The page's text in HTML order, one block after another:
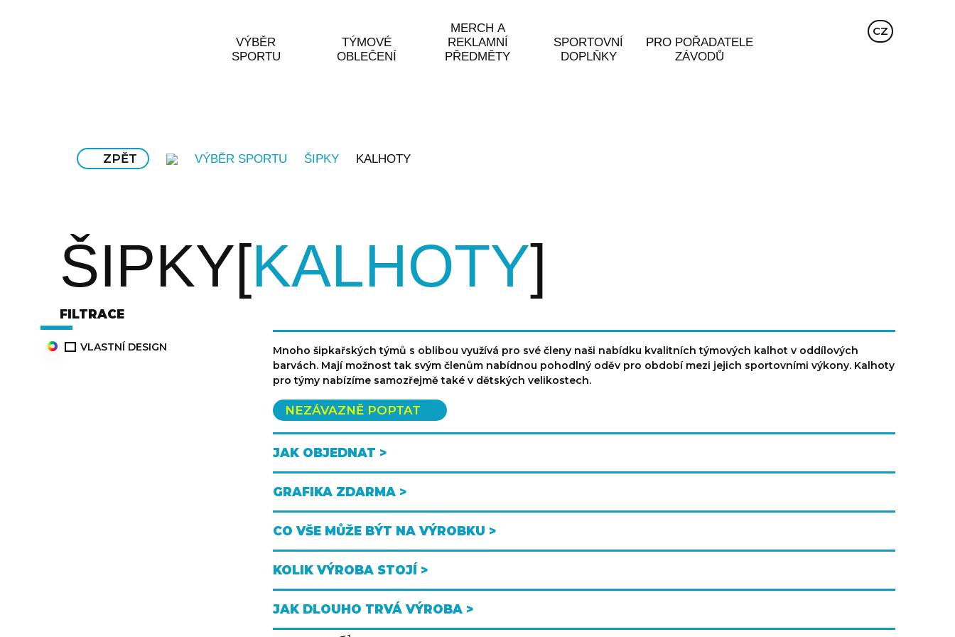
VÝBĚR
SPORTU
TÝMOVÉ
OBLEČENÍ
MERCH A
REKLAMNÍ
PŘEDMĚTY
SPORTOVNÍ
DOPLŇKY
PRO POŘADATELE
ZÁVODŮ
EN DE
CZ
ZPĚT VÝBĚR SPORTU ŠIPKY KALHOTY
ŠIPKY KALHOTY
FILTRACE
VLASTNÍ DESIGN
Mnoho šipkařských týmů s oblibou využívá pro své členy naši nabídku kvalitních týmových kalhot v oddílových
barvách. Mají možnost tak svým členům nabídnou pohodlný oděv pro období mezi jejich sportovními výkony. Kalhoty
pro týmy nabízíme samozřejmě také v dětských velikostech.
NEZÁVAZNĚ POPTAT
JAK OBJEDNAT >
GRAFIKA ZDARMA >
CO VŠE MŮŽE BÝT NA VÝROBKU >
KOLIK VÝROBA STOJÍ >
JAK DLOUHO TRVÁ VÝROBA >